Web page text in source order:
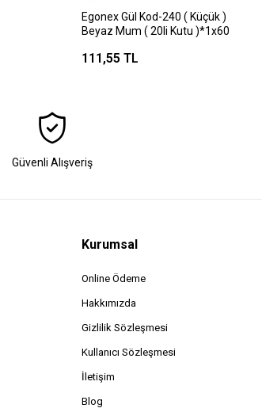
Egonex Gül Kod-240 ( Küçük )
Beyaz Mum ( 20li Kutu )*1x60
111,55 TL
Güvenli Alışveriş
Kurumsal
Online Ödeme
Hakkımızda
Gizlilik Sözleşmesi
Kullanıcı Sözleşmesi
İletişim
Blog